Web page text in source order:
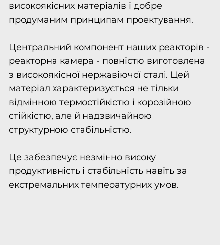
високоякісних матеріалів і добре
продуманим принципам проектування.
Центральний компонент наших реакторів -
реакторна камера - повністю виготовлена
з високоякісної нержавіючої сталі. Цей
матеріал характеризується не тільки
відмінною термостійкістю і корозійною
стійкістю, але й надзвичайною
структурною стабільністю.
Це забезпечує незмінно високу
продуктивність і стабільність навіть за
екстремальних температурних умов.